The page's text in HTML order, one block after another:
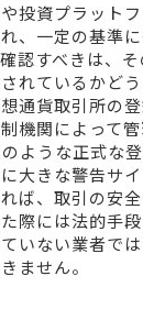
投資プラット
、一定の基準
認すべきは、
れているかど
通貨取引所の
機関によって管
ような正式な
大きな警告サ
ば、取引の安
際には法的手
いない業者で
ません。